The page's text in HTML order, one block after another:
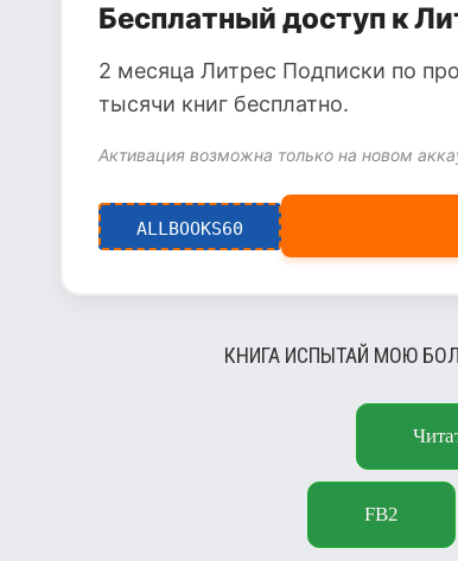
Бесплатный доступ к
2 месяца Литрес Подписки по
тысячи книг бесплатно.
Активация возможна только на новом
ALLBOOKS60
КНИГА ИСПЫТАЙ МОЮ
FB2